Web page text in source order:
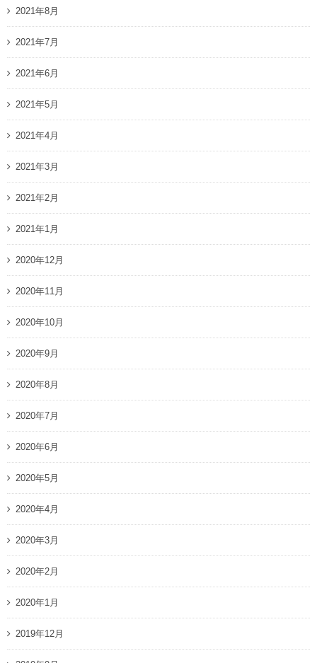
2021年8月
2021年7月
2021年6月
2021年5月
2021年4月
2021年3月
2021年2月
2021年1月
2020年12月
2020年11月
2020年10月
2020年9月
2020年8月
2020年7月
2020年6月
2020年5月
2020年4月
2020年3月
2020年2月
2020年1月
2019年12月